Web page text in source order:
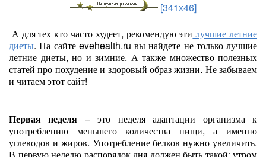
[341x46]
А для тех кто часто худеет, рекомендую эти лучшие летние
диеты. На сайте evehealth.ru вы найдете не только лучшие
летние диеты, но и зимние. А также множество полезных
статей про похудение и здоровый образ жизни. Не забываем
и читаем этот сайт!
Первая неделя – это неделя адаптации организма к
употреблению меньшего количества пищи, а именно
углеводов и жиров. Употребление белков нужно увеличить.